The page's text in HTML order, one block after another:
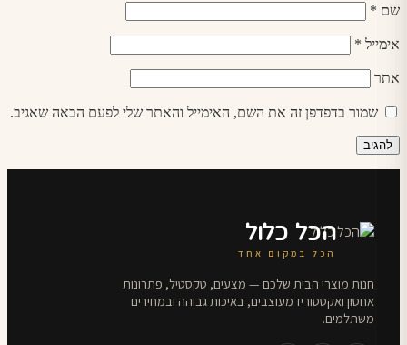
שם *
אימייל *
אתר
שמור בדפדפן זה את השם, האימייל והאתר שלי לפעם הבאה שאגיב.
הכל כלול
הכל במקום אחד
חנות מוצרי הבית שלכם — מצעים, טקסטיל, פתרונות
אחסון ואקססוריז מעוצבים, באיכות גבוהה ובמחירים
משתלמים.